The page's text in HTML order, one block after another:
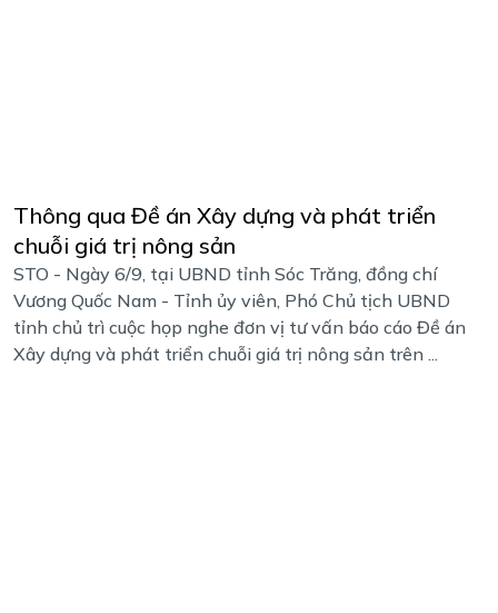
Thông qua Đề án Xây dựng và phát triển
chuỗi giá trị nông sản
STO - Ngày 6/9, tại UBND tỉnh Sóc Trăng, đồng chí
Vương Quốc Nam - Tỉnh ủy viên, Phó Chủ tịch UBND
tỉnh chủ trì ​​​​​​​cuộc họp nghe đơn vị tư vấn báo cáo Đề án
Xây dựng và phát triển chuỗi giá trị nông sản trên ...